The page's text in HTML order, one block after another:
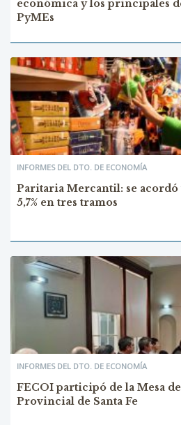
económica y los principales
PyMEs
INFORMES DEL DTO. DE ECONOMÍA
Paritaria Mercantil: se
5,7% en tres tramos
INFORMES DEL DTO. DE ECONOMÍA
FECOI participó de la Mesa
Provincial de Santa Fe